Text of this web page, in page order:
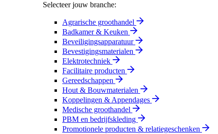
Selecteer jouw branche:
Agrarische groothandel
Badkamer & Keuken
Beveiligingsapparatuur
Bevestigingsmaterialen
Elektrotechniek
Facilitaire producten
Gereedschappen
Hout & Bouwmaterialen
Koppelingen & Appendages
Medische groothandel
PBM en bedrijfskleding
Promotionele producten & relatiegeschenken